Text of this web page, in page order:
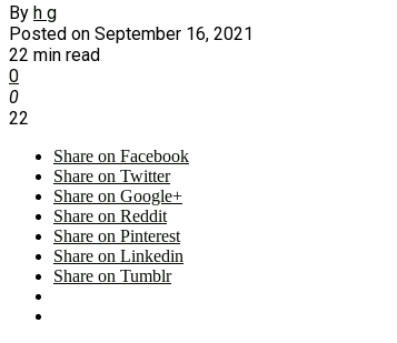
By h g
Posted on September 16, 2021
22 min read
0
0
22
Share on Facebook
Share on Twitter
Share on Google+
Share on Reddit
Share on Pinterest
Share on Linkedin
Share on Tumblr